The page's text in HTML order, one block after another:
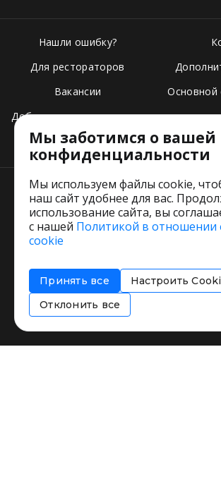
Нашли ошибку?
Для рестораторов
Вакансии
Добавить свое заведение
Тарифы
Основной
Пользовательское
Соглашение об
Политика использования
Мы заботимся о вашей
конфиденциальности
Мы используем файлы cookie,
наш сайт удобнее для вас.
использование сайта, вы
с нашей Политикой в отношении
cookie
Принять все
Настроить
Отклонить все